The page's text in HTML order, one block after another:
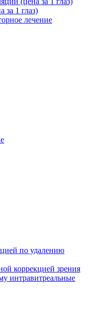
за 1 глаз)
лечение
по удалению
коррекцией зрения
интравитреальные